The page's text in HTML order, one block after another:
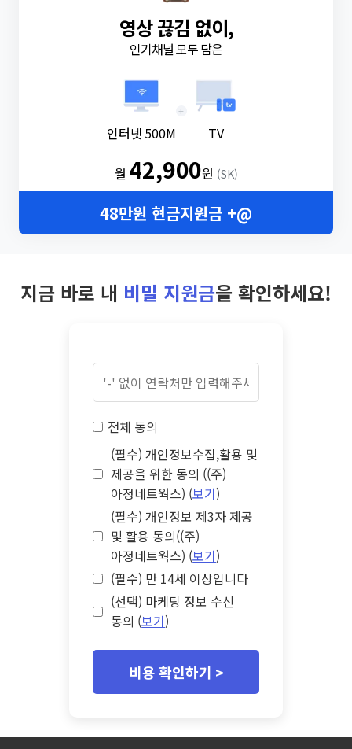
영상 끊김 없이,
인기채널 모두 담은
인터넷 500M
+
TV
월 42,900원 (SK)
48만원 현금지원금 +@
지금 바로 내 비밀 지원금을 확인하세요!
전체 동의
(필수) 개인정보수집,활용 및
제공을 위한 동의 ((주)
아정네트웍스) (보기)
(필수) 개인정보 제3자 제공
및 활용 동의((주)
아정네트웍스) (보기)
(필수) 만 14세 이상입니다
(선택) 마케팅 정보 수신
동의 (보기)
비용 확인하기 >